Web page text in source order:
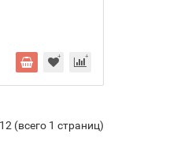
(всего 1 страниц)